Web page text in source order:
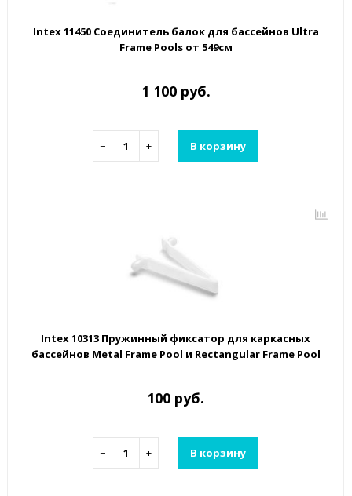
Intex 11450 Соединитель балок для бассейнов Ultra
Frame Pools от 549см
1 100 руб.
− + В корзину
Intex 10313 Пружинный фиксатор для каркасных
бассейнов Metal Frame Pool и Rectangular Frame Pool
100 руб.
− + В корзину